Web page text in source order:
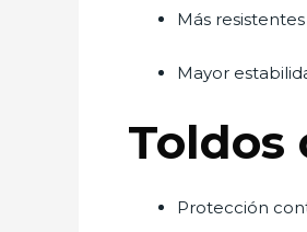
Más resistentes
Mayor
Toldos
Protección